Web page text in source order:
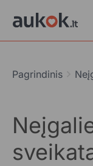
Pagrindinis